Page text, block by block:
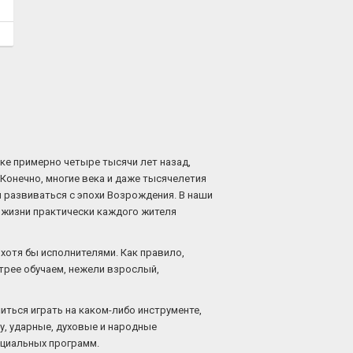
примерно четыре тысячи лет назад,
многие века и даже тысячелетия
с эпохи Возрождения. В наши
практически каждого жителя
бы исполнителями. Как правило,
обучаем, нежели взрослый,
играть на каком-либо инструменте,
ударные, духовые и народные
программ.